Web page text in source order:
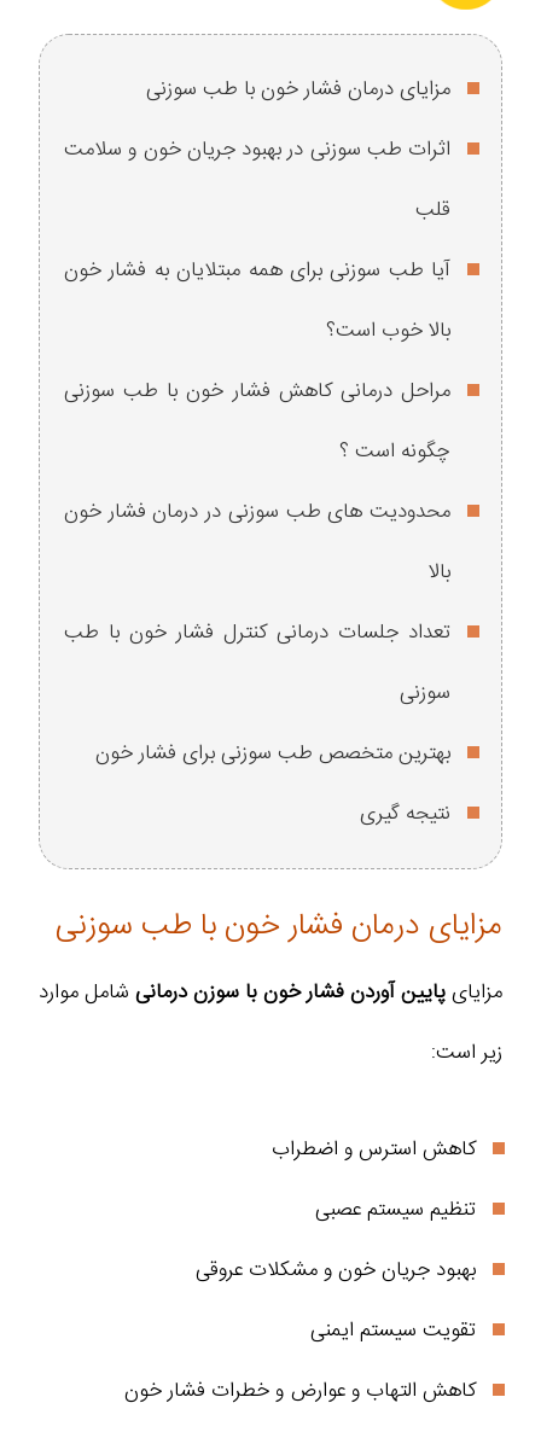
مزایای درمان فشار خون با طب سوزنی
اثرات طب سوزنی در بهبود جریان خون و سلامت
قلب
آیا طب سوزنی برای همه مبتلایان به فشار خون
بالا خوب است؟
مراحل درمانی کاهش فشار خون با طب سوزنی
چگونه است ؟
محدودیت های طب سوزنی در درمان فشار خون
بالا
تعداد جلسات درمانی کنترل فشار خون با طب
سوزنی
بهترین متخصص طب سوزنی برای فشار خون
نتیجه گیری
مزایای درمان فشار خون با طب سوزنی
مزایایپایین آوردن فشار خون با سوزن درمانیشامل موارد
زیر است:
کاهش استرس و اضطراب
تنظیم سیستم عصبی
بهبود جریان خون و مشکلات عروقی
تقویت سیستم ایمنی
کاهش التهاب و عوارض و خطرات فشار خون